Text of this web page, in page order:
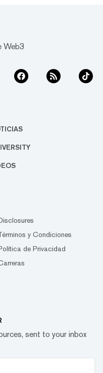
Web3
y Condiciones
de Privacidad
sent to your inbox